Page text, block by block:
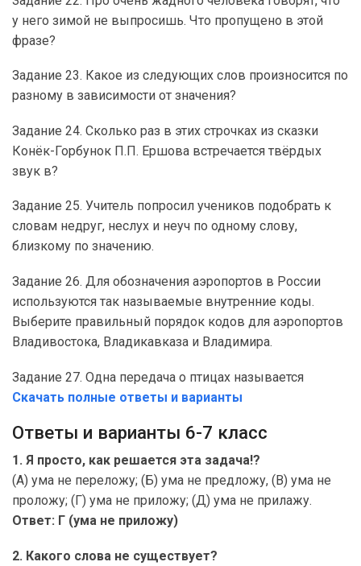
у него зимой не выпросишь. Что пропущено в этой
фразе?
Задание 23. Какое из следующих слов произносится по
разному в зависимости от значения?
Задание 24. Сколько раз в этих строчках из сказки
Конёк-Горбунок П.П. Ершова встречается твёрдых
звук в?
Задание 25. Учитель попросил учеников подобрать к
словам недруг, неслух и неуч по одному слову,
близкому по значению.
Задание 26. Для обозначения аэропортов в России
используются так называемые внутренние коды.
Выберите правильный порядок кодов для аэропортов
Владивостока, Владикавказа и Владимира.
Задание 27. Одна передача о птицах называется
Скачать полные ответы и варианты
Ответы и варианты 6-7 класс
1. Я просто, как решается эта задача!?
(А) ума не переложу; (Б) ума не предложу, (В) ума не
проложу; (Г) ума не приложу; (Д) ума не прилажу.
Ответ: Г (ума не приложу)
2. Какого слова не существует?